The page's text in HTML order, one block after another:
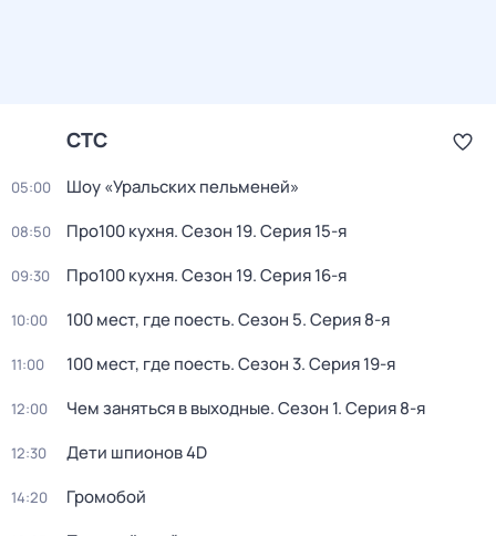
СТС
05:00 Шоу «Уральских пельменей»
08:50 Про100 кухня. Сезон 19. Серия 15-я
09:30 Про100 кухня. Сезон 19. Серия 16-я
10:00 100 мест, где поесть. Сезон 5. Серия 8-я
11:00 100 мест, где поесть. Сезон 3. Серия 19-я
12:00 Чем заняться в выходные. Сезон 1. Серия 8-я
12:30 Дети шпионов 4D
14:20 Громобой